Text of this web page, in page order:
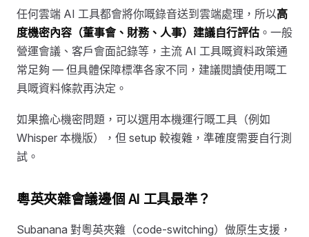
任何雲端 AI 工具都會將你嘅錄音送到雲端處理，所以高
度機密內容（董事會、財務、人事）建議自行評估 。一般
營運會議、客戶會面記錄等，主流 AI 工具嘅資料政策通
常足夠 — 但具體保障標準各家不同，建議閱讀使用嘅工
具嘅資料條款再決定。
如果擔心機密問題，可以選用本機運行嘅工具（例如
Whisper 本機版），但 setup 較複雜，準確度需要自行測
試。
粵英夾雜會議邊個 AI 工具最準？
Subanana 對粵英夾雜（code-switching）做原生支援，